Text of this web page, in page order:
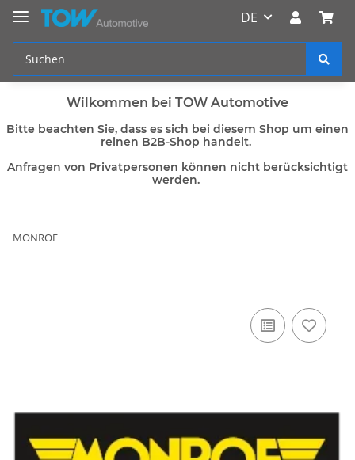
DE
Wilkommen bei TOW Automotive
Bitte beachten Sie, dass es sich bei diesem Shop um einen
reinen B2B-Shop handelt.
Anfragen von Privatpersonen können nicht berücksichtigt
werden.
MONROE